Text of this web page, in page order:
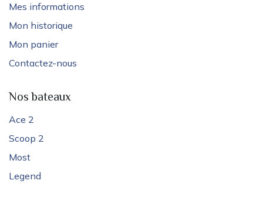
Mes informations
Mon historique
Mon panier
Contactez-nous
Nos bateaux
Ace 2
Scoop 2
Most
Legend